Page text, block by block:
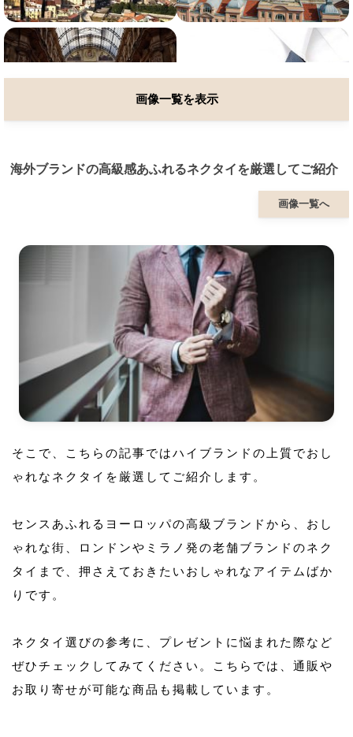
画像一覧を表示
海外ブランドの高級感あふれるネクタイを厳選してご紹介
画像一覧へ
そこで、こちらの記事ではハイブランドの上質でおし
ゃれなネクタイを厳選してご紹介します。
センスあふれるヨーロッパの高級ブランドから、おし
ゃれな街、ロンドンやミラノ発の老舗ブランドのネク
タイまで、押さえておきたいおしゃれなアイテムばか
りです。
ネクタイ選びの参考に、プレゼントに悩まれた際など
ぜひチェックしてみてください。こちらでは、通販や
お取り寄せが可能な商品も掲載しています。